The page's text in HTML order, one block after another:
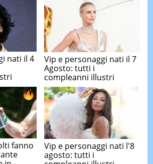
nati il 4
Vip e personaggi nati il 7
Agosto: tutti i
compleanni illustri
fanno
Vip e personaggi nati l'8
agosto: tutti i